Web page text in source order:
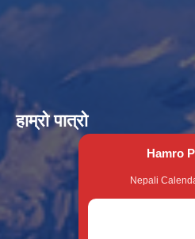
हाम्रो पात्रो
Hamro
Nepali